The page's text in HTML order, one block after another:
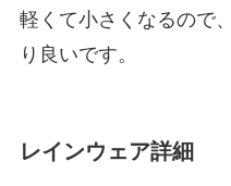
軽くて小さくなるので
り良いです。
レインウェア詳細